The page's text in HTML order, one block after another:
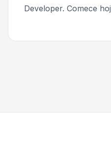
Developer. Comece